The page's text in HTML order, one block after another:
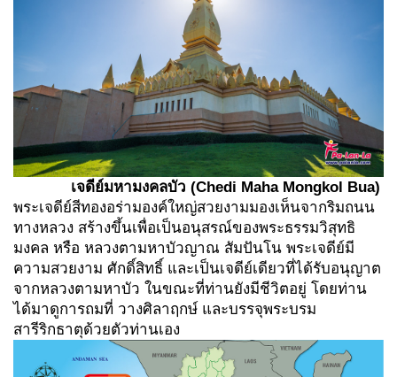
เจดีย์มหามงคลบัว (Chedi Maha Mongkol Bua)
พระเจดีย์สีทองอร่ามองค์ใหญ่สวยงามมองเห็นจากริมถนน
ทางหลวง สร้างขึ้นเพื่อเป็นอนุสรณ์ของพระธรรมวิสุทธิ
มงคล หรือ หลวงตามหาบัวญาณ สัมปันโน พระเจดีย์มี
ความสวยงาม ศักดิ์สิทธิ์ และเป็นเจดีย์เดียวที่ได้รับอนุญาต
จากหลวงตามหาบัว ในขณะที่ท่านยังมีชีวิตอยู่ โดยท่าน
ได้มาดูการถมที่ วางศิลาฤกษ์ และบรรจุพระบรม
สารีริกธาตุด้วยตัวท่านเอง